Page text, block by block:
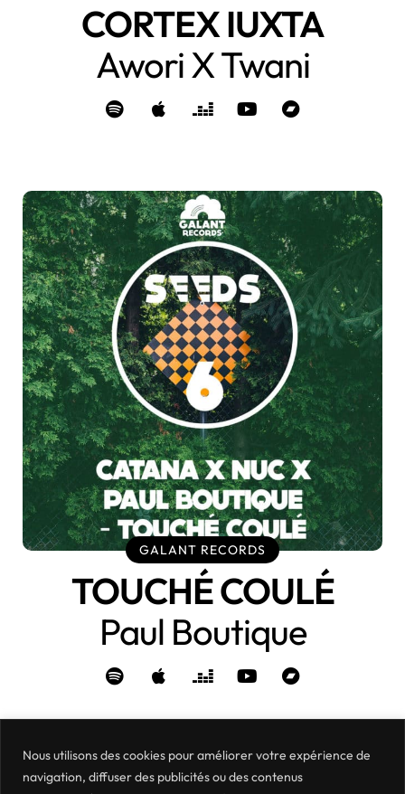
Nous utilisons des cookies pour améliorer votre expérience de
navigation, diffuser des publicités ou des contenus
CORTEX IUXTA
Awori X Twani
GALANT RECORDS
TOUCHÉ COULÉ
Paul Boutique
Suivant